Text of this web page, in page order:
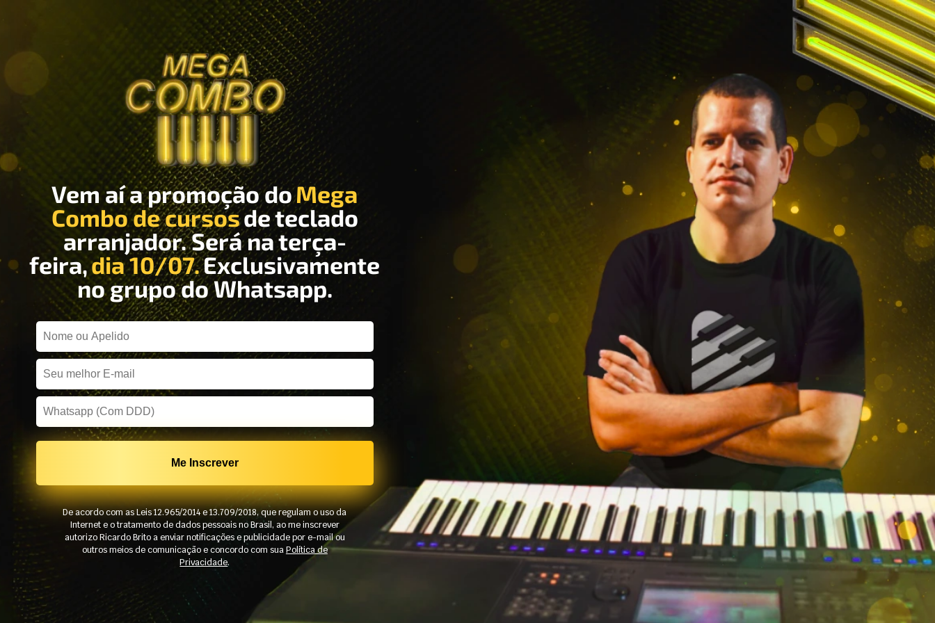
Vem aí a promoção doMega
Combo de cursosde teclado
arranjador. Será na terça-
feira,dia 10/07.Exclusivamente
no grupo do Whatsapp.
De acordo com as Leis 12.965/2014 e 13.709/2018, que regulam o uso da
Internet e o tratamento de dados pessoais no Brasil, ao me inscrever
autorizo Ricardo Brito a enviar notificações e publicidade por e-mail ou
outros meios de comunicação e concordo com suaPolítica de
Privacidade.